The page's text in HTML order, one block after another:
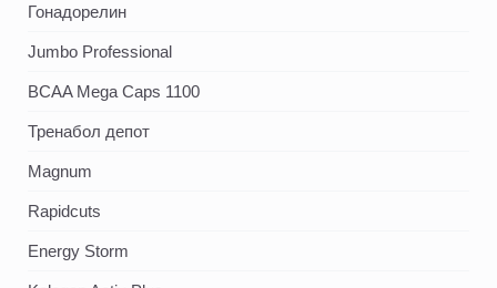
Гонадорелин
Jumbo Professional
BCAA Mega Caps 1100
Тренабол депот
Magnum
Rapidcuts
Energy Storm